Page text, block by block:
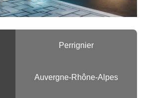
Perrignier
Auvergne-Rhône-Alpes